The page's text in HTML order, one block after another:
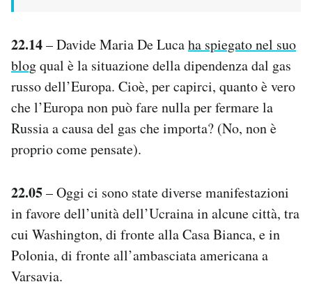
22.14– Davide Maria De Lucaha spiegato nel suo
blogqual è la situazione della dipendenza dal gas
russo dell’Europa. Cioè, per capirci, quanto è vero
che l’Europa non può fare nulla per fermare la
Russia a causa del gas che importa? (No, non è
proprio come pensate).
22.05– Oggi ci sono state diverse manifestazioni
in favore dell’unità dell’Ucraina in alcune città, tra
cui Washington, di fronte alla Casa Bianca, e in
Polonia, di fronte all’ambasciata americana a
Varsavia.